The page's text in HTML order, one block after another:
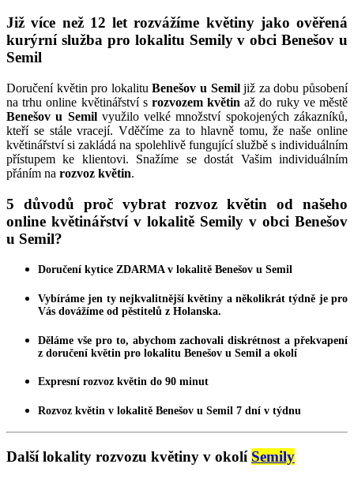
Již více než 12 let rozvážíme květiny jako ověřená
kurýrní služba pro lokalitu Semily v obci Benešov u
Semil
Doručení květin pro lokalituBenešov u Semiljiž za dobu působení
na trhu online květinářství s rozvozem květin až do ruky ve městě
Benešov u Semilvyužilo velké množství spokojených zákazníků,
kteří se stále vracejí. Vděčíme za to hlavně tomu, že naše online
květinářství si zakládá na spolehlivě fungující službě s individuálním
přístupem ke klientovi. Snažíme se dostát Vašim individuálním
přáním na rozvoz květin.
5 důvodů proč vybrat rozvoz květin od našeho
online květinářství v lokalitě Semily v obci Benešov
u Semil?
Doručení kytice ZDARMAv lokalitě Benešov u Semil
Vybíráme jen ty nejkvalitnějšíkvětiny a několikrát týdně je pro
Vás dovážíme od pěstitelů z Holanska.
Děláme vše pro to, abychom zachovali diskrétnost a překvapení
z doručení květin pro lokalitu Benešov u Semil a okolí
Expresní rozvoz květin do 90 minut
Rozvoz květin v lokalitě Benešov u Semil 7 dní v týdnu
Další lokality rozvozu květiny v okolí Semily